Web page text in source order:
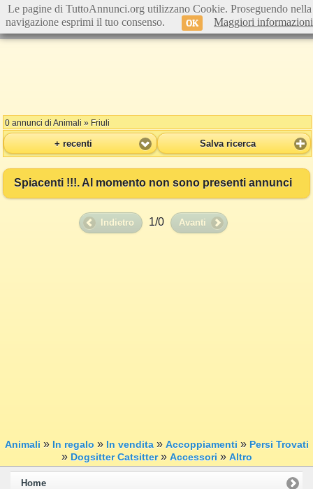
0 annunci di Animali » Friuli
+ recenti Salva ricerca
Spiacenti !!!. Al momento non sono presenti annunci
Indietro 1/0 Avanti
Animali » In regalo » In vendita» Accoppiamenti » Persi Trovati
» Dogsitter Catsitter» Accessori » Altro
Home
Le pagine di TuttoAnnunci.org utilizzano Cookie. Proseguendo nella
navigazione esprimi il tuo consenso.
OK Maggiori informazioni